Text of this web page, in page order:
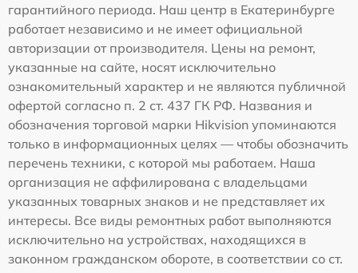
гарантийного периода. Наш центр в Екатеринбурге
работает независимо и не имеет официальной
авторизации от производителя. Цены на ремонт,
указанные на сайте, носят исключительно
ознакомительный характер и не являются публичной
офертой согласно п. 2 ст. 437 ГК РФ. Названия и
обозначения торговой марки Hikvision упоминаются
только в информационных целях — чтобы обозначить
перечень техники, с которой мы работаем. Наша
организация не аффилирована с владельцами
указанных товарных знаков и не представляет их
интересы. Все виды ремонтных работ выполняются
исключительно на устройствах, находящихся в
законном гражданском обороте, в соответствии со ст.